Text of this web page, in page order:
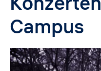
Campus
Image